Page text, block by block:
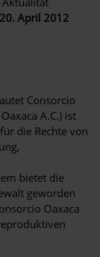
20. April 2012
Consorcio
A.C.) ist
die Rechte von
bietet die
geworden
Oaxaca